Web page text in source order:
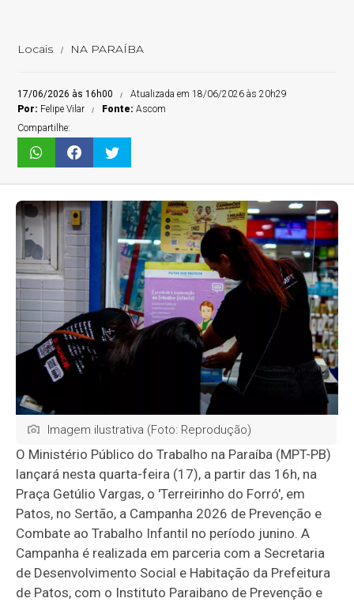
Locais NA PARAÍBA
17/06/2026 às 16h00
Atualizada em 18/06/2026 às 20h29
Por: Felipe Vilar Fonte:Ascom
Compartilhe:
Imagem ilustrativa (Foto: Reprodução)
O Ministério Público do Trabalho na Paraíba (MPT-PB)
lançará nesta quarta-feira (17), a partir das 16h, na
Praça Getúlio Vargas, o 'Terreirinho do Forró', em
Patos, no Sertão, a Campanha 2026 de Prevenção e
Combate ao Trabalho Infantil no período junino. A
Campanha é realizada em parceria com a Secretaria
de Desenvolvimento Social e Habitação da Prefeitura
de Patos, com o Instituto Paraibano de Prevenção e